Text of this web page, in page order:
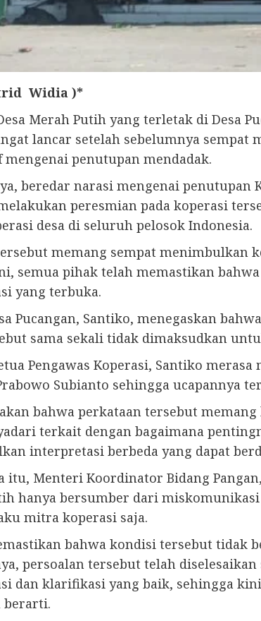
Widia )*
Merah Putih yang terletak di Desa
lancar setelah sebelumnya
penutupan mendadak.
beredar narasi mengenai
peresmian pada koperasi
desa di seluruh pelosok Indonesia.
memang sempat menimbulkan
semua pihak telah memastikan
yang terbuka.
Pucangan, Santiko, menegaskan
sama sekali tidak dimaksudkan
Pengawas Koperasi, Santiko
Subianto sehingga ucapannya
bahwa perkataan tersebut
terkait dengan bagaimana
interpretasi berbeda yang dapat
itu, Menteri Koordinator Bidang
hanya bersumber dari miskomunikasi
mitra koperasi saja.
bahwa kondisi tersebut tidak
persoalan tersebut telah
dan klarifikasi yang baik, sehingga
berarti.